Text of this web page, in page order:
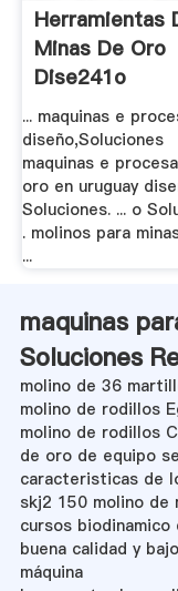
Herramientas
Minas De Oro
Dise241o
Soluciones
... maquinas e
diseño,Soluciones
maquinas e
oro en uruguay
Soluciones. ... o
. molinos para
...
maquinas
Soluciones
molino de 36
molino de rodillos
molino de rodillos
de oro de equipo
caracteristicas de
skj2 150 molino de
cursos
buena calidad y
máquina